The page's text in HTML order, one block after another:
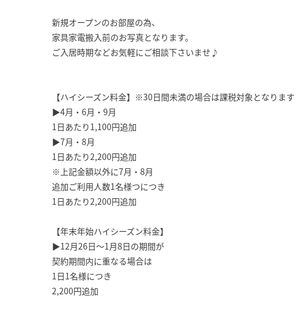
新規オープンのお部屋の為、
家具家電搬入前のお写真となります。
ご入居時期などお気軽にご相談下さいませ♪
【ハイシーズン料金】※30日間未満の場合は課税対象となります
▶4月・6月・9月
1日あたり1,100円追加
▶7月・8月
1日あたり2,200円追加
※上記金額以外に7月・8月
追加ご利用人数1名様つにつき
1日あたり2,200円追加
【年末年始ハイシーズン料金】
▶12月26日～1月8日の期間が
契約期間内に重なる場合は
1日1名様につき
2,200円追加